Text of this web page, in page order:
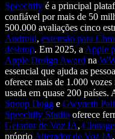
Speechify é a principal
confiável por mais de 50
500.000 avaliações cinco
Android, extensão para
desktop. Em 2025, a Apple
Apple Design Award na
essencial que ajuda as
oferece mais de 1.000
usada em quase 200
Snoop Dogg e Gwyneth
Speechify Studio oferece
Gerador de Voz IA,
próprio Alterador de Voz IA